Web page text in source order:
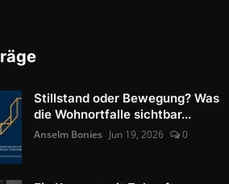
Stillstand oder Bewegung? Was
die Wohnortfalle sichtbar...
Anselm Bonies Jun 19, 2026 0